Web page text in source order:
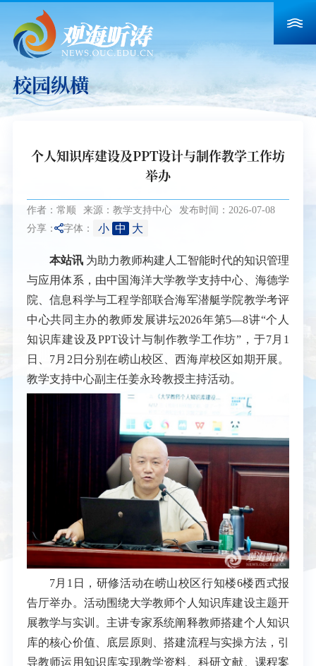
校园纵横
个人知识库建设及PPT设计与制作教学工作坊
举办
作者：常顺 来源：教学支持中心 发布时间：2026-07-08
分享： 字体： 小 中 大
本站讯 为助力教师构建人工智能时代的知识管理
与应用体系，由中国海洋大学教学支持中心、海德学
院、信息科学与工程学部联合海军潜艇学院教学考评
中心共同主办的教师发展讲坛2026年第5—8讲“个人
知识库建设及PPT设计与制作教学工作坊”，于7月1
日、7月2日分别在崂山校区、西海岸校区如期开展。
教学支持中心副主任姜永玲教授主持活动。
7月1日，研修活动在崂山校区行知楼6楼西式报
告厅举办。活动围绕大学教师个人知识库建设主题开
展教学与实训。主讲专家系统阐释教师搭建个人知识
库的核心价值、底层原则、搭建流程与实操方法，引
导教师运用知识库实现教学资料、科研文献、课程案